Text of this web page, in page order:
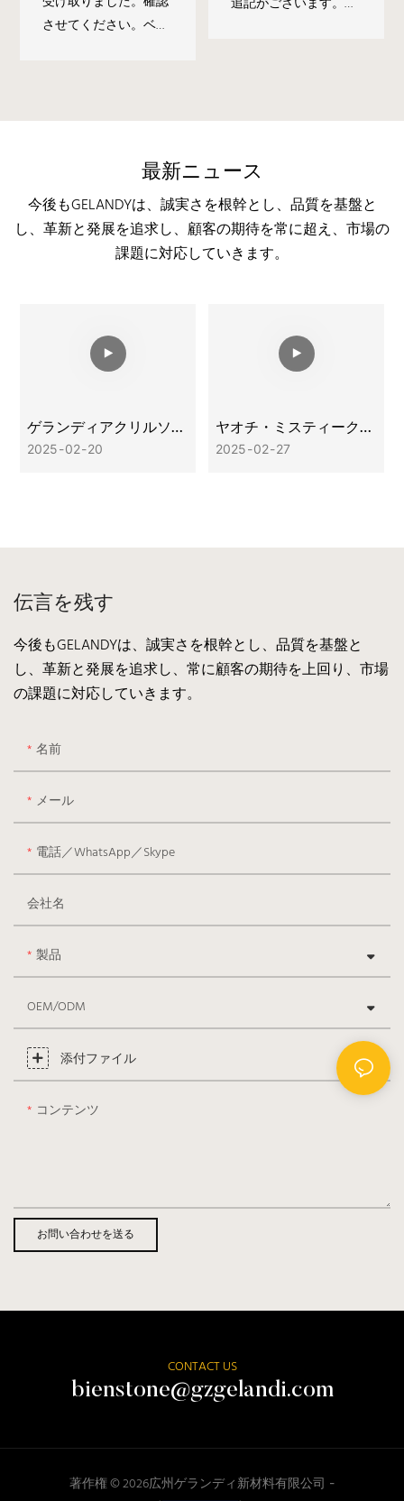
させてください。ベニ
器には、白いソリッド
属していますか？
様は変更ございませ
最新ニュース
今後もGELANDYは、誠実さを根幹とし、品質を基盤と
し、革新と発展を追求し、顧客の期待を常に超え、市場の
課題に対応していきます。
ゲランディアクリルソリ
ッドサーフェス折り曲げ
2025 02 20
ヤオチ・ミスティーク｜
クォーツストーンコレク
2025 02 27
伝言を残す
今後もGELANDYは、誠実さを根幹とし、品質を基盤と
し、革新と発展を追求し、常に顧客の期待を上回り、市場
の課題に対応していきます。
名前
メール
電話／WhatsApp／Skype
会社名
製品
OEM/ODM
添付ファイル
コンテンツ
お問い合わせを送る
CONTACT US
bienstone@gzgelandi.com
著作権 © 2026広州ゲランディ新材料有限公司 -